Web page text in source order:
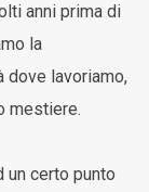
anni prima di
la
dove lavoriamo,
mestiere.
un certo punto